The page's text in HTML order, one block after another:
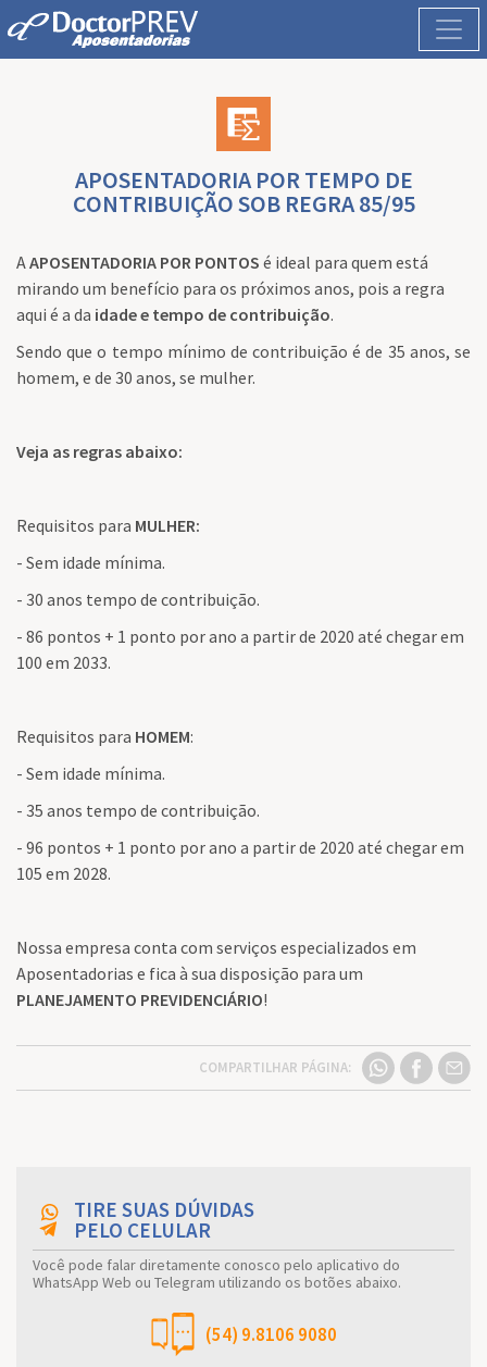
APOSENTADORIA POR TEMPO DE
CONTRIBUIÇÃO SOB REGRA 85/95
AAPOSENTADORIA POR PONTOS é ideal para quem está
mirando um benefício para os próximos anos, pois a regra
aqui é a da idade e tempo de contribuição.
Sendo que o tempo mínimo de contribuição é de 35 anos, se
homem, e de 30 anos, se mulher.
Veja as regras abaixo:
Requisitos para MULHER:
- Sem idade mínima.
- 30 anos tempo de contribuição.
- 86 pontos + 1 ponto por ano a partir de 2020 até chegar em
100 em 2033.
Requisitos para HOMEM:
- Sem idade mínima.
- 35 anos tempo de contribuição.
- 96 pontos + 1 ponto por ano a partir de 2020 até chegar em
105 em 2028.
Nossa empresa conta com serviços especializados em
Aposentadorias e fica à sua disposição para um
PLANEJAMENTO PREVIDENCIÁRIO!
COMPARTILHAR PÁGINA:
TIRE SUAS DÚVIDAS
PELO CELULAR
Você pode falar diretamente conosco pelo aplicativo do
WhatsApp Web ou Telegram utilizando os botões abaixo.
(54) 9.8106 9080